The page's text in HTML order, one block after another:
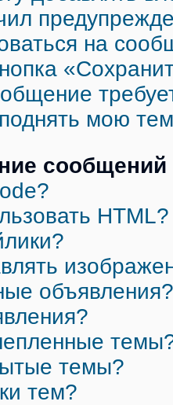
на
мою
HTML?
объявления?
темы?
тем?